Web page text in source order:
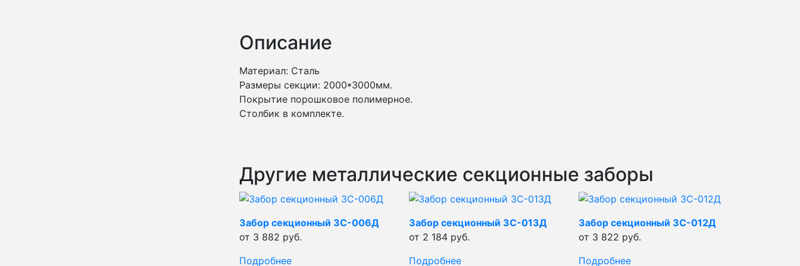
Описание
Материал: Сталь
Размеры секции: 2000*3000мм.
Покрытие порошковое полимерное.
Столбик в комплекте.
Другие металлические секционные заборы
Забор секционный ЗС-006Д
от 3 882 руб.
Подробнее
Забор секционный ЗС-013Д
от 2 184 руб.
Подробнее
Забор секционный ЗС-012Д
от 3 822 руб.
Подробнее